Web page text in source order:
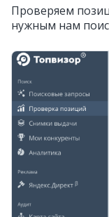
Проверяем
нужным нам